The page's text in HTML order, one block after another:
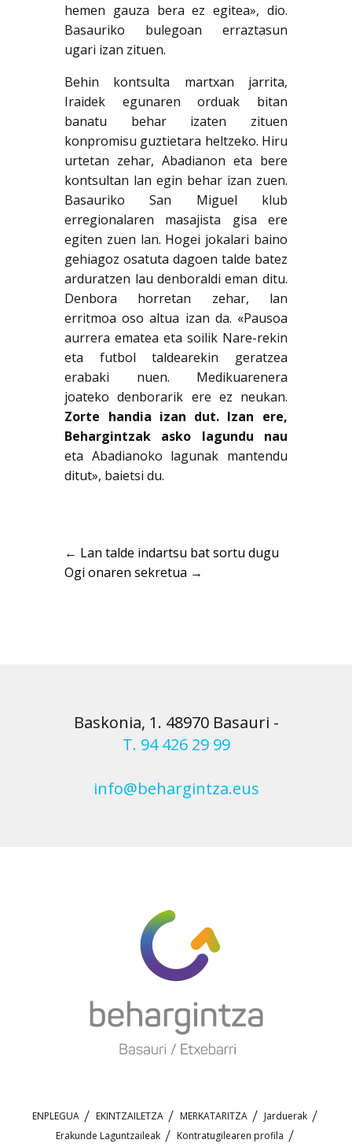
hemen gauza bera ez egitea», dio.
Basauriko bulegoan erraztasun
ugari izan zituen.
Behin kontsulta martxan jarrita,
Iraidek egunaren orduak bitan
banatu behar izaten zituen
konpromisu guztietara heltzeko. Hiru
urtetan zehar, Abadianon eta bere
kontsultan lan egin behar izan zuen.
Basauriko San Miguel klub
erregionalaren masajista gisa ere
egiten zuen lan. Hogei jokalari baino
gehiagoz osatuta dagoen talde batez
arduratzen lau denboraldi eman ditu.
Denbora horretan zehar, lan
erritmoa oso altua izan da. «Pausoa
aurrera ematea eta soilik Nare-rekin
eta futbol taldearekin geratzea
erabaki nuen. Medikuarenera
joateko denborarik ere ez neukan.
Zorte handia izan dut. Izan ere,
Behargintzak asko lagundu nau
eta Abadianoko lagunak mantendu
ditut», baietsi du.
← Lan talde indartsu bat sortu dugu
Ogi onaren sekretua →
Baskonia, 1. 48970 Basauri -
T. 94 426 29 99
info@behargintza.eus
ENPLEGUA EKINTZAILETZA MERKATARITZA
Jarduerak
Erakunde Laguntzaileak
Kontratugilearen profila